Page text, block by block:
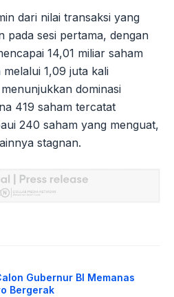
dari nilai transaksi yang
pada sesi pertama, dengan
14,01 miliar saham
1,09 juta kali
dominasi
419 saham tercatat
240 saham yang menguat,
stagnan.
Gubernur BI Memanas
Bergerak